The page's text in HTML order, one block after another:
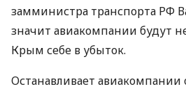
замминистра транспорта РФ
значит авиакомпании будут
Крым себе в убыток.
Останавливает